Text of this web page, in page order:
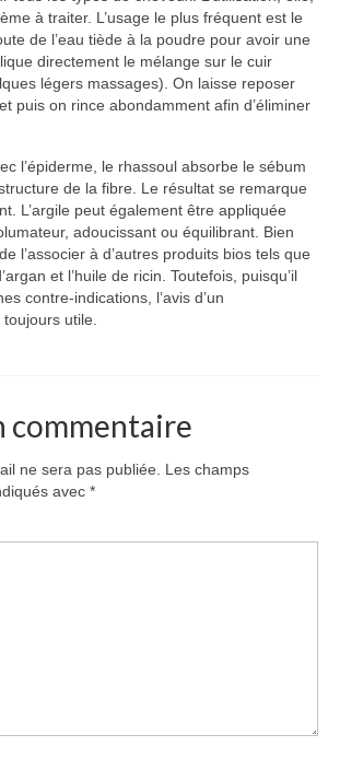
à traiter. L’usage le plus fréquent est le
de l’eau tiède à la poudre pour avoir une
directement le mélange sur le cuir
légers massages). On laisse reposer
puis on rince abondamment afin d’éliminer
l’épiderme, le rhassoul absorbe le sébum
de la fibre. Le résultat se remarque
L’argile peut également être appliquée
adoucissant ou équilibrant. Bien
l’associer à d’autres produits bios tels que
et l’huile de ricin. Toutefois, puisqu’il
contre-indications, l’avis d’un
utile.
commentaire
ne sera pas publiée. Les champs
avec *